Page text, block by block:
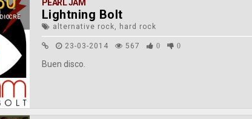
PEARL JAM
Lightning Bolt
alternative rock, hard rock
23-03-2014 567 0 0
Buen disco.